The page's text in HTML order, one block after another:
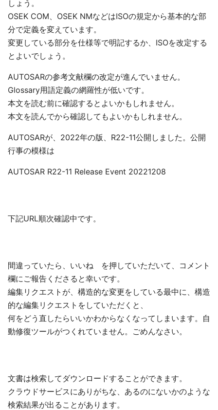
しょう。
OSEK COM、OSEK NMなどはISOの規定から基本的な部
分で定義を変えています。
変更している部分を仕様等で明記するか、ISOを改定する
とよいでしょう。
AUTOSARの参考文献欄の改定が進んでいません。
Glossary用語定義の網羅性が低いです。
本文を読む前に確認するとよいかもしれません。
本文を読んでから確認してもよいかもしれません。
AUTOSARが、2022年の版、R22-11公開しました。公開
行事の模様は
AUTOSAR R22-11 Release Event 20221208
下記URL順次確認中です。
間違っていたら、いいね を押していただいて、コメント
欄にご報告くださると幸いです。
編集リクエストが、構造的な変更をしている最中に、構造
的な編集リクエストをしていただくと、
何をどう直したらいいかわからなくなってしまいます。自
動修復ツールがつくれていません。ごめんなさい。
文書は検索してダウンロードすることができます。
クラウドサービスにありがちな、あるのにないかのような
検索結果が出ることがあります。